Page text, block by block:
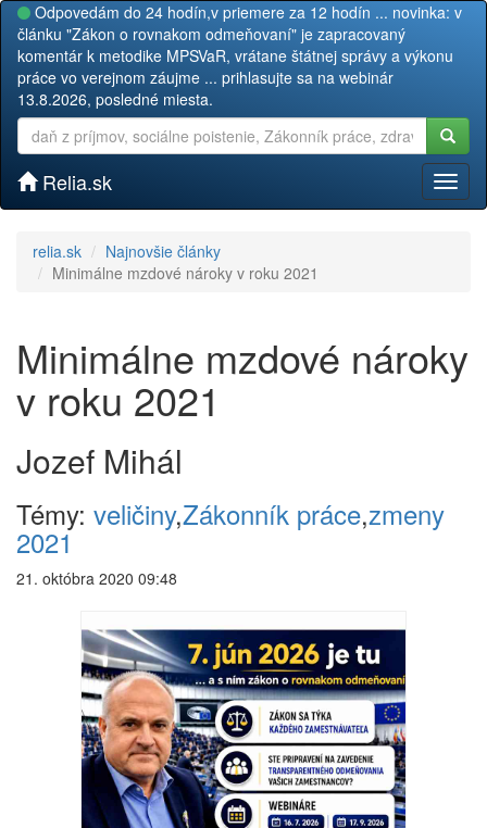
Odpovedám do 24 hodín,v priemere za 12 hodín ... novinka: v
článku "Zákon o rovnakom odmeňovaní" je zapracovaný
komentár k metodike MPSVaR, vrátane štátnej správy a výkonu
práce vo verejnom záujme ... prihlasujte sa na webinár
13.8.2026, posledné miesta.
Relia.sk
relia.sk
Najnovšie články
Minimálne mzdové nároky v roku 2021
Minimálne mzdové nároky
v roku 2021
Jozef Mihál
Témy: veličiny,Zákonník práce,zmeny
2021
21. októbra 2020 09:48